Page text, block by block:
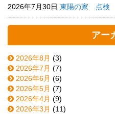
2026年7月30日 東陽の家 点検
アー
2026年8月 (3)
2026年7月 (7)
2026年6月 (6)
2026年5月 (7)
2026年4月 (9)
2026年3月 (11)